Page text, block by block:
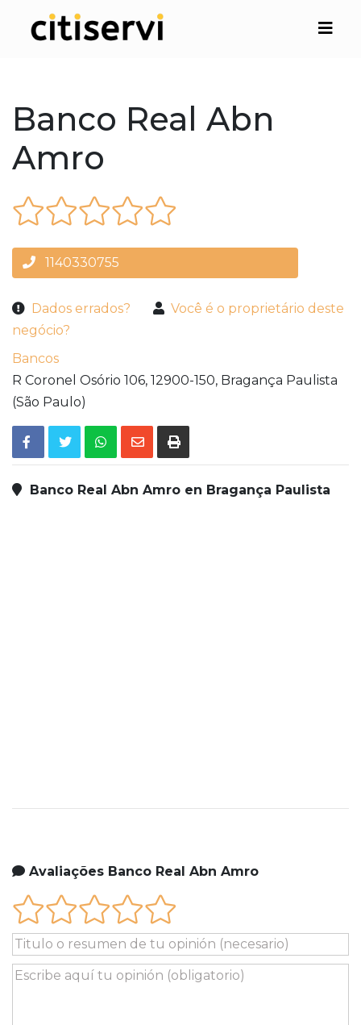
Banco Real Abn
Amro
1140330755
Dados errados?
Você é o proprietário deste
negócio?
Bancos
R Coronel Osório 106, 12900-150, Bragança Paulista
(São Paulo)
Banco Real Abn Amro en Bragança Paulista
Avaliações Banco Real Abn Amro